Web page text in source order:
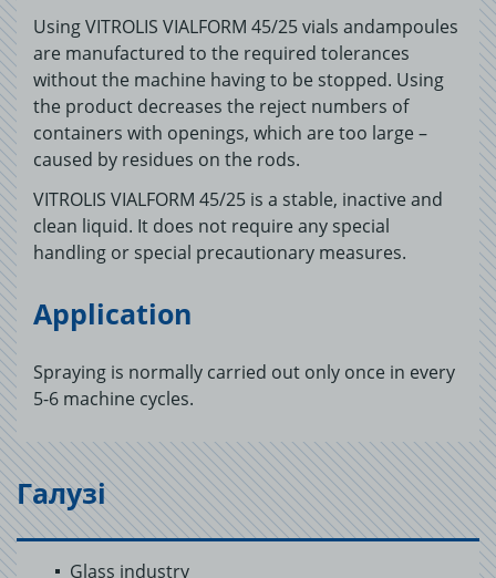
Using VITROLIS VIALFORM 45/25 vials andampoules
are manufactured to the required tolerances
without the machine having to be stopped. Using
the product decreases the reject numbers of
containers with openings, which are too large –
caused by residues on the rods.
VITROLIS VIALFORM 45/25 is a stable, inactive and
clean liquid. It does not require any special
handling or special precautionary measures.
Application
Spraying is normally carried out only once in every
5-6 machine cycles.
Галузі
Glass industry